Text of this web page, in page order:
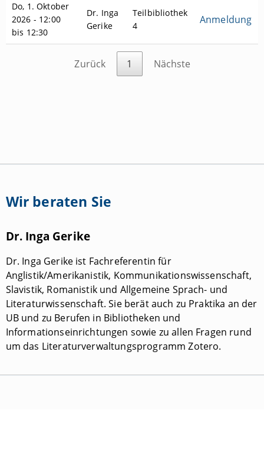
Do, 1. Oktober
2026 - 12:00
bis 12:30
Dr. Inga
Gerike
Teilbibliothek
4
Anmeldung
Zurück 1 Nächste
Wir beraten Sie
Dr. Inga Gerike
Dr. Inga Gerike ist Fachreferentin für
Anglistik/Amerikanistik, Kommunikationswissenschaft,
Slavistik, Romanistik und Allgemeine Sprach- und
Literaturwissenschaft. Sie berät auch zu Praktika an der
UB und zu Berufen in Bibliotheken und
Informationseinrichtungen sowie zu allen Fragen rund
um das Literaturverwaltungsprogramm Zotero.